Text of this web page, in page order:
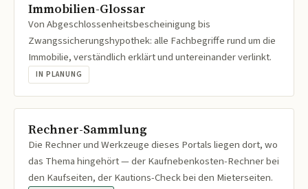
Immobilien-Glossar
Von Abgeschlossenheitsbescheinigung bis
Zwangssicherungshypothek: alle Fachbegriffe rund um die
Immobilie, verständlich erklärt und untereinander verlinkt.
IN PLANUNG
Rechner-Sammlung
Die Rechner und Werkzeuge dieses Portals liegen dort, wo
das Thema hingehört — der Kaufnebenkosten-Rechner bei
den Kaufseiten, der Kautions-Check bei den Mieterseiten.